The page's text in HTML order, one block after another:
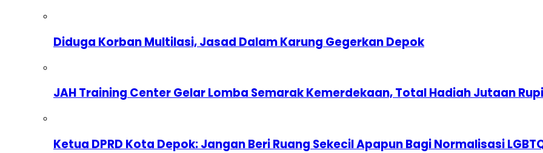
Diduga Korban Multilasi, Jasad Dalam Karung Gegerkan Depok
JAH Training Center Gelar Lomba Semarak Kemerdekaan, Total Hadiah Jutaan
Ketua DPRD Kota Depok: Jangan Beri Ruang Sekecil Apapun Bagi Normalisasi